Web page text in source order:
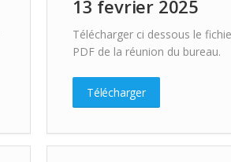
13 fevrier 2025
Télécharger ci dessous le
PDF de la réunion du bureau.
Télécharger